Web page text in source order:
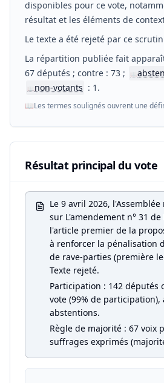
disponibles pour ce vote,
résultat et les éléments de
Le texte a été rejeté par ce
La répartition publiée fait
67 députés ; contre : 73 ;
📖
📖non-votants : 1.
📖Les termes soulignés ouvrent une
Résultat principal du vote
Le 9 avril 2026,
sur L'amendement n° 31
l'article premier de la
à renforcer la pénalisation
de rave-parties (première
Texte rejeté.
Participation : 142 députés
vote (99% de participation),
abstentions.
Règle de majorité : 67 voix
suffrages exprimés